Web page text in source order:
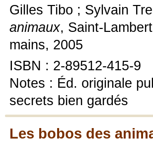
Gilles Tibo ; Sylvain
animaux, Saint-
mains, 2005
ISBN : 2-89512-415-9
Notes : Éd. originale
secrets bien gardés
Les bobos des